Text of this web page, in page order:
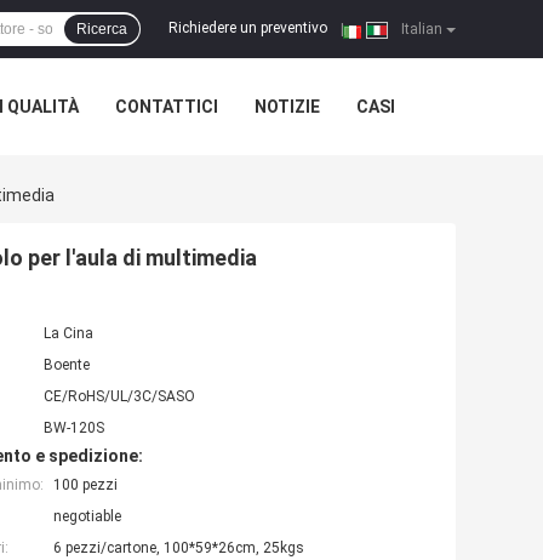
Italian
Richiedere un preventivo |
Ricerca
QUALITÀ CONTATTICI NOTIZIE CASI
per l'aula di multimedia
La Cina
Boente
CE/RoHS/UL/3C/SASO
BW-120S
e spedizione:
100 pezzi
negotiable
6 pezzi/cartone, 100*59*26cm, 25kgs